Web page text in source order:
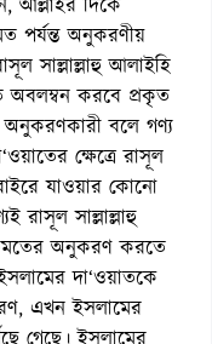
আল্লাহর দিকে
পর্যন্ত অনুকরণীয়
সাল্লাল্লাহু আলাইহি
অবলম্বন করবে প্রকৃত
বলে গণ্য
ক্ষেত্রে রাসূল
যাওয়ার কোনো
সাল্লাল্লাহু
অনুকরণ করতে
দা‘ওয়াতকে
এখন ইসলামের